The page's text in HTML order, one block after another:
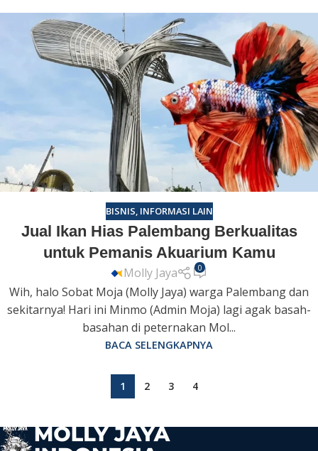
BISNIS, INFORMASI LAIN
Jual Ikan Hias Palembang Berkualitas
untuk Pemanis Akuarium Kamu
Molly Jaya 0
Wih, halo Sobat Moja (Molly Jaya) warga Palembang dan
sekitarnya! Hari ini Minmo (Admin Moja) lagi agak basah-
basahan di peternakan Mol...
BACA SELENGKAPNYA
1 2 3 4